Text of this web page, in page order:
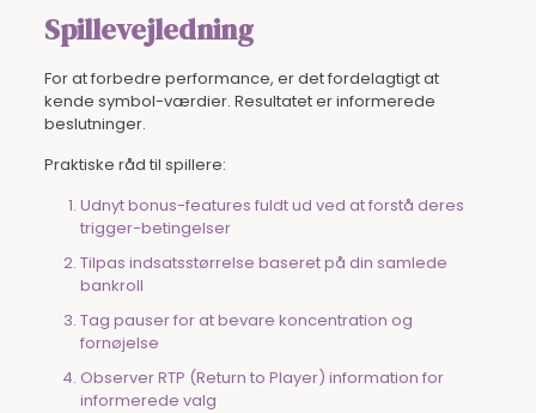
Spillevejledning
For at forbedre performance, er det fordelagtigt at
kende symbol-værdier. Resultatet er informerede
beslutninger.
Praktiske råd til spillere:
Udnyt bonus-features fuldt ud ved at forstå deres
trigger-betingelser
Tilpas indsatsstørrelse baseret på din samlede
bankroll
Tag pauser for at bevare koncentration og
fornøjelse
Observer RTP (Return to Player) information for
informerede valg